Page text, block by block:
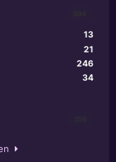
13
21
246
34